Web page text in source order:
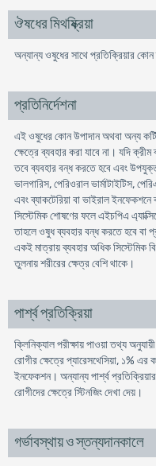
ঔষধের মিথষ্ক্রিয়া
অন্যান্য ওষুধের সাথে প্রতিক্রিয়ার কোন
প্রতিনির্দেশনা
এই ওষুধের কোন উপাদান অথবা অন্য
ক্ষেত্রে ব্যবহার করা যাবে না। যদি
তবে ব্যবহার বন্ধ করতে হবে এবং
ভালগারিস, পেরিওরাল ভার্মাটাইটিস,
এবং ব্যাকটেরিয়া বা ভাইরাল ইনফেকশনে
সিস্টেমিক শােষণের ফলে এইচপিএ
তাহলে ওষুধ ব্যবহার বন্ধ করতে হবে বা
একই মাত্রায় ব্যবহার অধিক সিস্টেমিক
তুলনায় শরীরের ক্ষেত্র বেশি থাকে।
পার্শ্ব প্রতিক্রিয়া
ক্লিনিক্যাল পরীক্ষায় পাওয়া তথ্য
রােগীর ক্ষেত্রে প্যারেসথেসিয়া, ১% এর
ইনফেকশন। অন্যান্য পার্শ্ব
রােগীদের ক্ষেত্রে স্টিনজিং দেখা দেয়।
গর্ভাবস্থায় ও স্তন্যদানকালে